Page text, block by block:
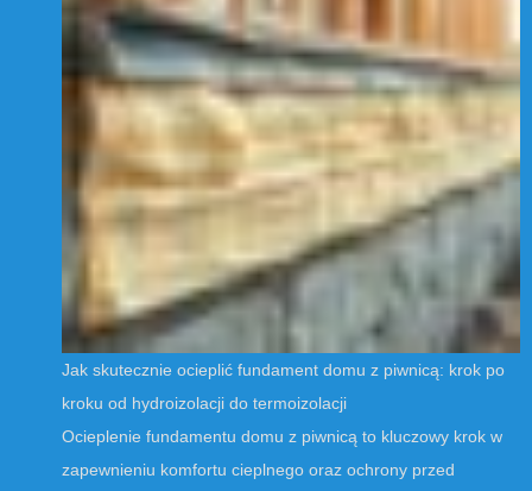
Jak skutecznie ocieplić fundament domu z piwnicą: krok po
kroku od hydroizolacji do termoizolacji
Ocieplenie fundamentu domu z piwnicą to kluczowy krok w
zapewnieniu komfortu cieplnego oraz ochrony przed